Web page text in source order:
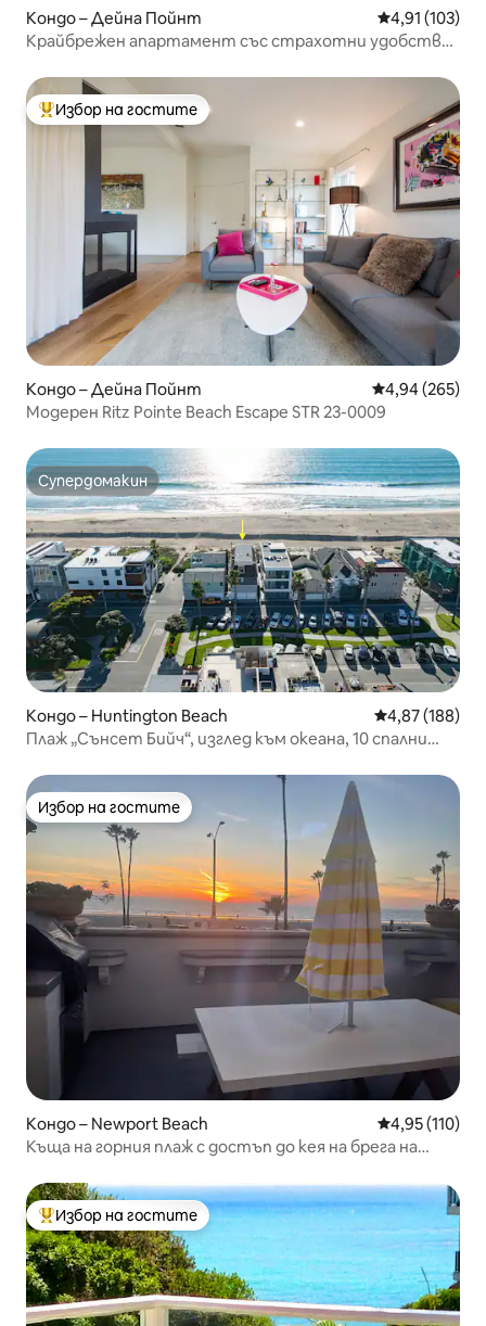
Кондо – Дейна Пойнт Средна
4,91 (103)
Крайбрежен апартамент със страхотни удобства,
Най-популярен избор на гостите
Избор на гостите
Кондо – Дейна Пойнт Средна
4,94 (265)
Модерен Ritz Pointe Beach Escape STR 23-0009
Супердомакин
Супердомакин
Кондо – Huntington Beach Средна
4,87 (188)
Плаж „Сънсет Бийч“, изглед към океана, 10 спални
Избор на гостите
Избор на гостите
Кондо – Newport Beach Средна
4,95 (110)
Къща на горния плаж с достъп до кея на брега на
Най-популярен избор на гостите
Избор на гостите